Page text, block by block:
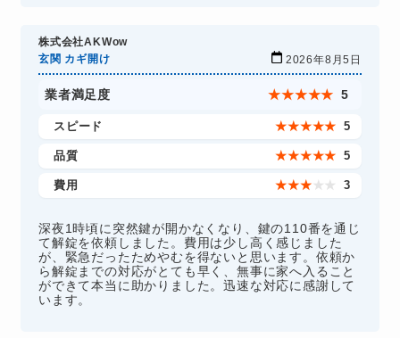
株式会社AKWow
玄関 カギ開け
2026年8月5日
業者満足度 ★★★★★ 5
スピード ★★★★★ 5
品質 ★★★★★ 5
費用 ★★★ ★ ★ 3
深夜1時頃に突然鍵が開かなくなり、鍵の110番を通じ
て解錠を依頼しました。費用は少し高く感じました
が、緊急だったためやむを得ないと思います。依頼か
ら解錠までの対応がとても早く、無事に家へ入ること
ができて本当に助かりました。迅速な対応に感謝して
います。